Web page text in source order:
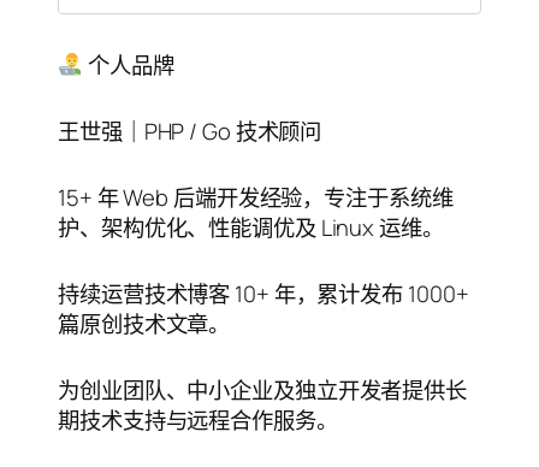
录 个人品牌
王世强｜PHP / Go 技术顾问
15+ 年 Web 后端开发经验，专注于系统维
护、架构优化、性能调优及 Linux 运维。
持续运营技术博客 10+ 年，累计发布 1000+
篇原创技术文章。
为创业团队、中小企业及独立开发者提供长
期技术支持与远程合作服务。